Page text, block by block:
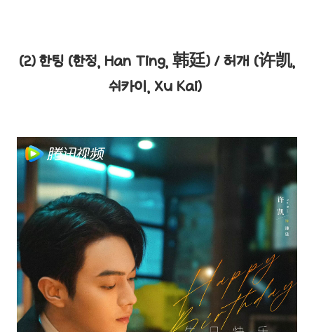
(2) 한팅 (한정, Han Ting, 韩廷) / 허개 (许凯,
쉬카이, Xu Kai)